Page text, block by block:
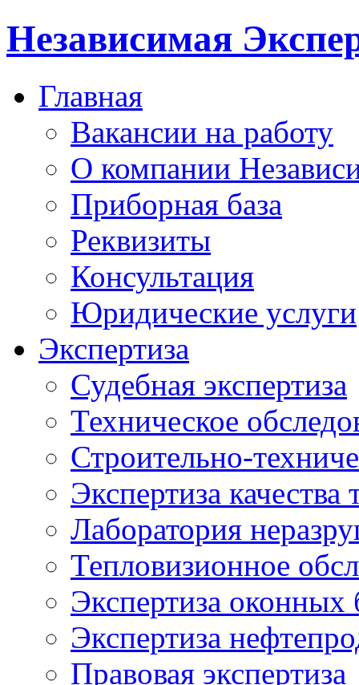
Независимая
Главная
Вакансии на работу
О компании
Приборная база
Реквизиты
Консультация
Юридические услуги
Экспертиза
Судебная экспертиза
Техническое
Строительно-
Экспертиза качества
Лаборатория
Тепловизионное
Экспертиза оконных
Экспертиза
Правовая экспертиза